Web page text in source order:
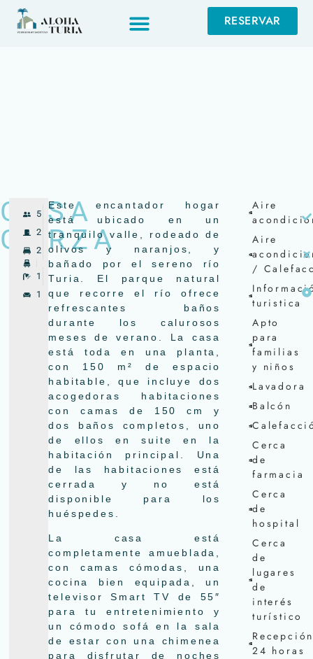
RESERVAR
RESERVAR
CASA
GARZA
5
2
2
1
1
Este encantador hogar
está ubicado en un
tranquilo valle, rodeado de
olivos y naranjos, y
bañado por el sereno río
Turia. El parque natural
que recorre el río ofrece
refrescantes baños
durante los calurosos
meses de verano. La casa
está toda en una planta,
con 150 m² de espacio
habitable, que incluye dos
acogedoras habitaciones
con camas de 150 cm y
dos baños completos, uno
de ellos en suite en la
habitación principal. Una
de las habitaciones está
cerrada y no está
disponible para los
huéspedes.
La casa está
completamente amueblada,
con camas cómodas, una
cocina bien equipada, un
televisor Smart TV de 55″
para tu entretenimiento y
un cómodo sofá en la sala
de estar con una chimenea
para disfrutar de noches
Aire
Aire
/
turistica
Apto
para
familias
y niños
Lavadora
Balcón
Cerca
de
farmacia
Cerca
de
hospital
Cerca
de
lugares
de
interés
turístico
24 horas